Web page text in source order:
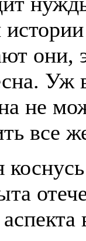
они,
Уж
не
все